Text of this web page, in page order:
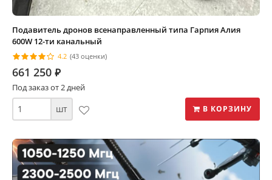
Подавитель дронов всенаправленный типа Гарпия Алия
600W 12-ти канальный
4.2 (43 оценки)
661 250 ⃏
Под заказ от 2 дней
шт В КОРЗИНУ